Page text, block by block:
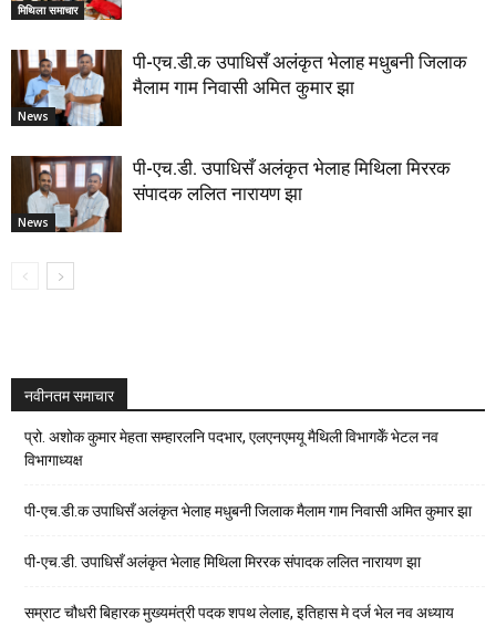
मिथिला समाचार
News
पी-एच.डी.क उपाधिसँ अलंकृत भेलाह मधुबनी जिलाक
मैलाम गाम निवासी अमित कुमार झा
News
पी-एच.डी. उपाधिसँ अलंकृत भेलाह मिथिला मिररक
संपादक ललित नारायण झा
नवीनतम समाचार
प्रो. अशोक कुमार मेहता सम्हारलनि पदभार, एलएनएमयू मैथिली विभागकेँ भेटल नव
विभागाध्यक्ष
पी-एच.डी.क उपाधिसँ अलंकृत भेलाह मधुबनी जिलाक मैलाम गाम निवासी अमित कुमार झा
पी-एच.डी. उपाधिसँ अलंकृत भेलाह मिथिला मिररक संपादक ललित नारायण झा
सम्राट चौधरी बिहारक मुख्यमंत्री पदक शपथ लेलाह, इतिहास मे दर्ज भेल नव अध्याय